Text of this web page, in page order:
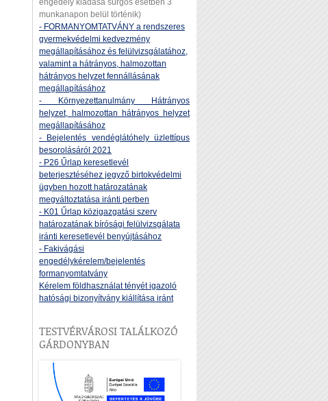
engedély kiadása sürgős esetben 3
munkanapon belül történik)
- FORMANYOMTATVÁNY a rendszeres
gyermekvédelmi kedvezmény
megállapításához és felülvizsgálatához,
valamint a hátrányos, halmozottan
hátrányos helyzet fennállásának
megállapításához
- Környezettanulmány Hátrányos
helyzet, halmozottan hátrányos helyzet
megállapításához
- Bejelentés vendéglátóhely üzlettípus
besorolásáról 2021
- P26 Űrlap keresetlevél
beterjesztéséhez jegyző birtokvédelmi
ügyben hozott határozatának
megváltoztatása iránti perben
- K01 Űrlap közigazgatási szerv
határozatának bírósági felülvizsgálata
iránti keresetlevél benyújtásához
- Fakivágási
engedélykérelem/bejelentés
formanyomtatvány
Kérelem földhasználat tényét igazoló
hatósági bizonyítvány kiállítása iránt
TESTVÉRVÁROSI TALÁLKOZÓ
GÁRDONYBAN